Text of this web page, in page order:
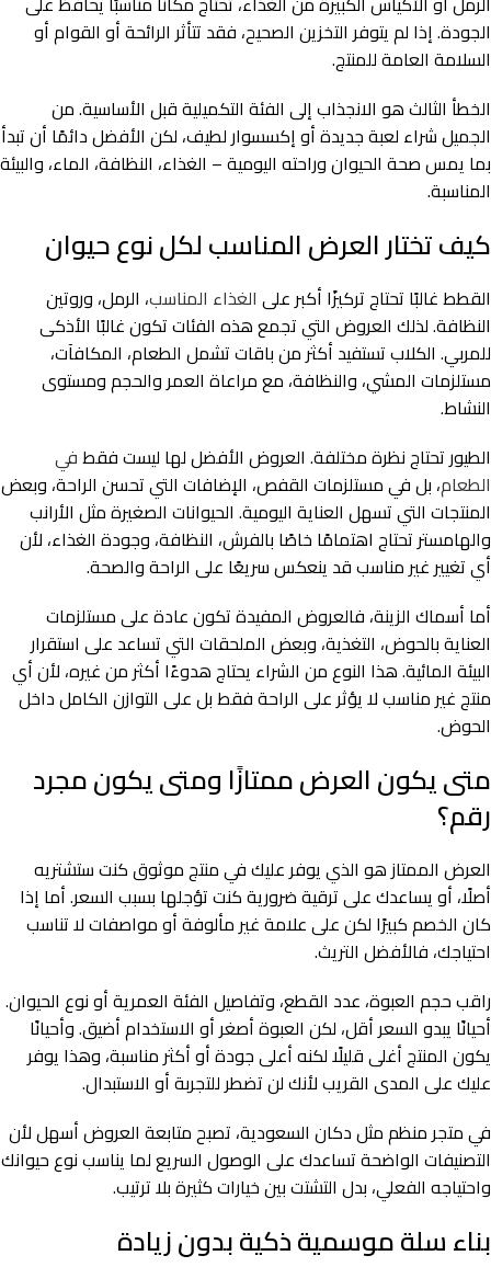
الجودة. إذا لم يتوفر التخزين الصحيح، فقد تتأثر الرائحة أو القوام أو
السلامة العامة للمنتج.
الخطأ الثالث هو الانجذاب إلى الفئة التكميلية قبل الأساسية. من
الجميل شراء لعبة جديدة أو إكسسوار لطيف، لكن الأفضل دائمًا أن تبدأ
بما يمس صحة الحيوان وراحته اليومية – الغذاء، النظافة، الماء، والبيئة
المناسبة.
كيف تختار العرض المناسب لكل نوع حيوان
القطط غالبًا تحتاج تركيزًا أكبر على الغذاء المناسب، الرمل، وروتين
النظافة. لذلك العروض التي تجمع هذه الفئات تكون غالبًا الأذكى
للمربي. الكلاب تستفيد أكثر من باقات تشمل الطعام، المكافآت،
مستلزمات المشي، والنظافة، مع مراعاة العمر والحجم ومستوى
النشاط.
الطيور تحتاج نظرة مختلفة. العروض الأفضل لها ليست فقطفي
الطعام، بل في مستلزمات القفص، الإضافات التي تحسن الراحة، وبعض
المنتجات التي تسهل العناية اليومية. الحيوانات الصغيرة مثل الأرانب
والهامستر تحتاج اهتمامًا خاصًا بالفرش، النظافة، وجودة الغذاء، لأن
أي تغيير غير مناسب قد ينعكس سريعًا على الراحة والصحة.
أما أسماك الزينة، فالعروض المفيدة تكون عادة على مستلزمات
العناية بالحوض، التغذية، وبعض الملحقات التي تساعد على استقرار
البيئة المائية. هذا النوع من الشراء يحتاج هدوءًا أكثر من غيره، لأن أي
منتج غير مناسب لا يؤثر على الراحة فقط بل على التوازن الكامل داخل
الحوض.
متى يكون العرض ممتازًا ومتى يكون مجرد
رقم؟
العرض الممتاز هو الذي يوفر عليك في منتج موثوق كنت ستشتريه
أصلًا، أو يساعدك على ترقية ضرورية كنت تؤجلها بسبب السعر. أما إذا
كان الخصم كبيرًا لكن على علامة غير مألوفة أو مواصفات لا تناسب
احتياجك، فالأفضل التريث.
راقب حجم العبوة، عدد القطع، وتفاصيل الفئة العمرية أو نوع الحيوان.
أحيانًا يبدو السعر أقل، لكن العبوة أصغر أو الاستخدام أضيق. وأحيانًا
يكون المنتج أغلى قليلًا لكنه أعلى جودة أو أكثر مناسبة، وهذا يوفر
عليك على المدى القريب لأنك لن تضطر للتجربة أو الاستبدال.
في متجر منظم مثل دكان السعودية، تصبح متابعة العروض أسهل لأن
التصنيفات الواضحة تساعدك على الوصول السريع لما يناسب نوع حيوانك
واحتياجه الفعلي، بدل التشتت بين خيارات كثيرة بلا ترتيب.
بناء سلة موسمية ذكية بدون زيادة